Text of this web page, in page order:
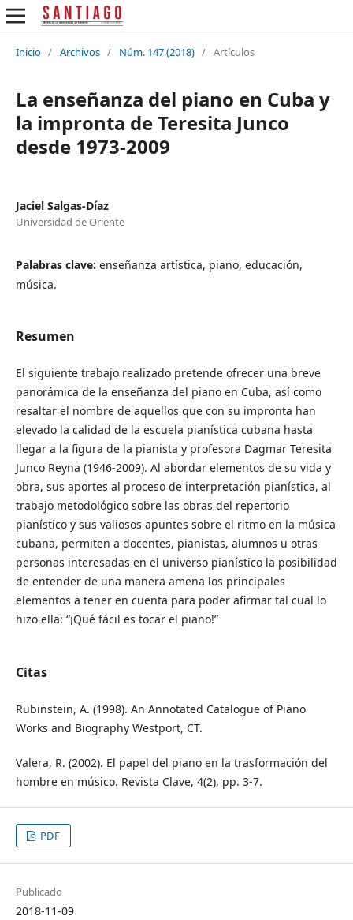
Inicio / Archivos / Núm. 147 (2018) / Artículos
La enseñanza del piano en Cuba y
la impronta de Teresita Junco
desde 1973-2009
Jaciel Salgas-Díaz
Universidad de Oriente
Palabras clave: enseñanza artística, piano, educación,
música.
Resumen
El siguiente trabajo realizado pretende ofrecer una breve
panorámica de la enseñanza del piano en Cuba, así como
resaltar el nombre de aquellos que con su impronta han
elevado la calidad de la escuela pianística cubana hasta
llegar a la figura de la pianista y profesora Dagmar Teresita
Junco Reyna (1946-2009). Al abordar elementos de su vida y
obra, sus aportes al proceso de interpretación pianística, al
trabajo metodológico sobre las obras del repertorio
pianístico y sus valiosos apuntes sobre el ritmo en la música
cubana, permiten a docentes, pianistas, alumnos u otras
personas interesadas en el universo pianístico la posibilidad
de entender de una manera amena los principales
elementos a tener en cuenta para poder afirmar tal cual lo
hizo ella: “¡Qué fácil es tocar el piano!”
Citas
Rubinstein, A. (1998). An Annotated Catalogue of Piano
Works and Biography Westport, CT.
Valera, R. (2002). El papel del piano en la trasformación del
hombre en músico. Revista Clave, 4(2), pp. 3-7.
PDF
Publicado
2018-11-09